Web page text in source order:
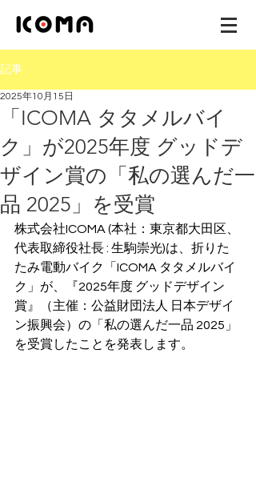
記事
「ICOMA タタメルバイ
ク」が2025年度 グッドデ
ザイン賞の「私の選んだ一
品 2025」を受賞
2025年10月15日
株式会社ICOMA (本社：東京都大田区、
代表取締役社長 : 生駒崇光)は、折りた
たみ電動バイク「ICOMA タタメルバイ
ク」が、『2025年度 グッドデザイン
賞』（主催：公益財団法人 日本デザイ
ン振興会）の「私の選んだ一品 2025」
を受賞したことを発表します。